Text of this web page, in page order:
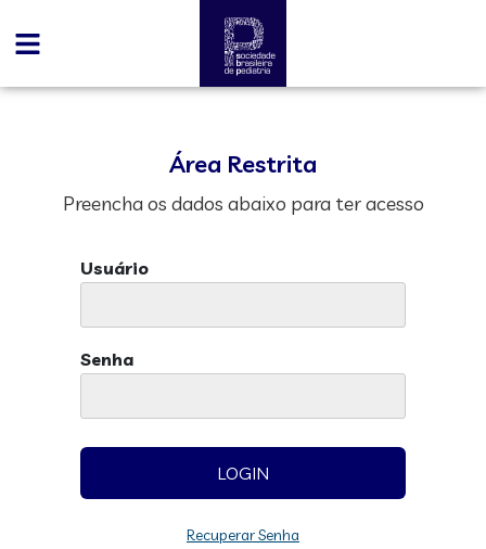
Área Restrita
Preencha os dados abaixo para ter acesso
Usuário
Senha
Recuperar Senha